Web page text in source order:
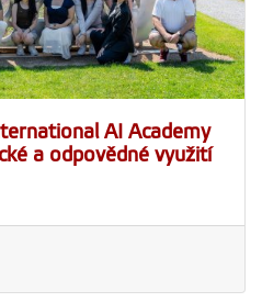
AI Academy
a odpovědné využití